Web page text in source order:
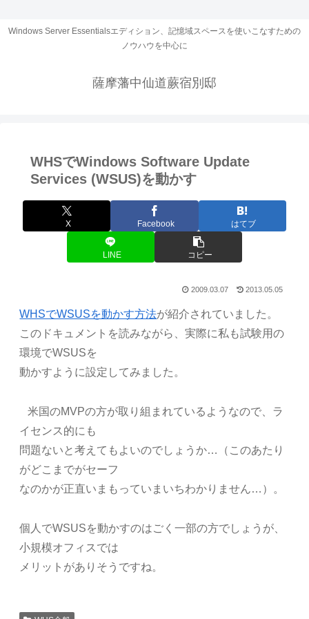
Windows Server Essentialsエディション、記憶域スペースを使いこなすための
ノウハウを中心に
薩摩藩中仙道蕨宿別邸
WHSでWindows Software Update
Services (WSUS)を動かす
X Facebook はてブ
LINE コピー
2009.03.07 2013.05.05
WHSでWSUSを動かす方法が紹介されていました。
このドキュメントを読みながら、実際に私も試験用の
環境でWSUSを
動かすように設定してみました。
米国のMVPの方が取り組まれているようなので、ラ
イセンス的にも
問題ないと考えてもよいのでしょうか…（このあたり
がどこまでがセーフ
なのかが正直いまもっていまいちわかりません…）。
個人でWSUSを動かすのはごく一部の方でしょうが、
小規模オフィスでは
メリットがありそうですね。